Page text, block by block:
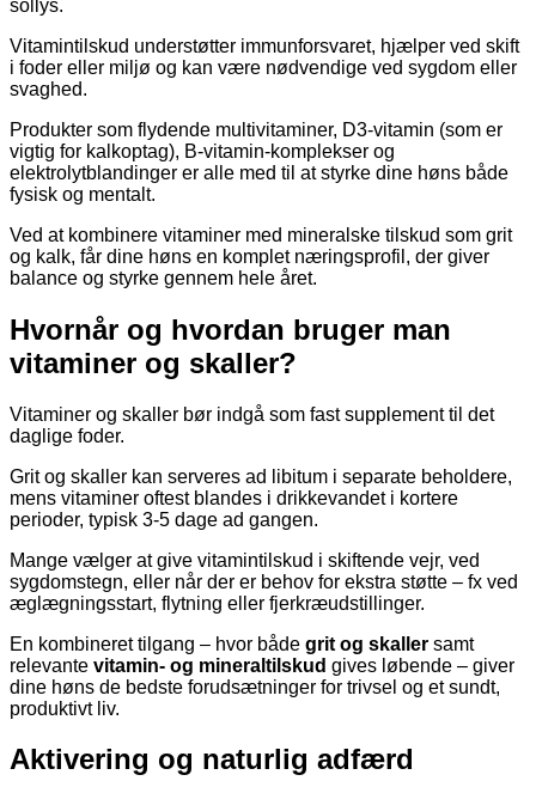
sollys.
Vitamintilskud understøtter immunforsvaret, hjælper ved skift
i foder eller miljø og kan være nødvendige ved sygdom eller
svaghed.
Produkter som flydende multivitaminer, D3-vitamin (som er
vigtig for kalkoptag), B-vitamin-komplekser og
elektrolytblandinger er alle med til at styrke dine høns både
fysisk og mentalt.
Ved at kombinere vitaminer med mineralske tilskud som grit
og kalk, får dine høns en komplet næringsprofil, der giver
balance og styrke gennem hele året.
Hvornår og hvordan bruger man
vitaminer og skaller?
Vitaminer og skaller bør indgå som fast supplement til det
daglige foder.
Grit og skaller kan serveres ad libitum i separate beholdere,
mens vitaminer oftest blandes i drikkevandet i kortere
perioder, typisk 3-5 dage ad gangen.
Mange vælger at give vitamintilskud i skiftende vejr, ved
sygdomstegn, eller når der er behov for ekstra støtte – fx ved
æglægningsstart, flytning eller fjerkræudstillinger.
En kombineret tilgang – hvor både grit og skaller samt
relevante vitamin- og mineraltilskud gives løbende – giver
dine høns de bedste forudsætninger for trivsel og et sundt,
produktivt liv.
Aktivering og naturlig adfærd